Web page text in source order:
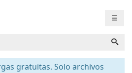
☰
gratuitas. Solo archivos